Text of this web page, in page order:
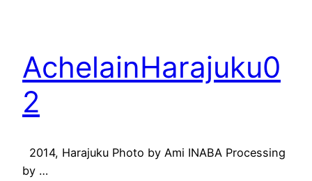
AchelainHarajuku0
2
2014, Harajuku Photo by Ami INABA Processing
by …